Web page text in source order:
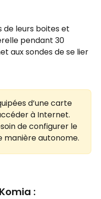
de leurs boites et
pendant 30
aux sondes de se lier
d’une carte
à Internet.
de configurer le
manière autonome.
: